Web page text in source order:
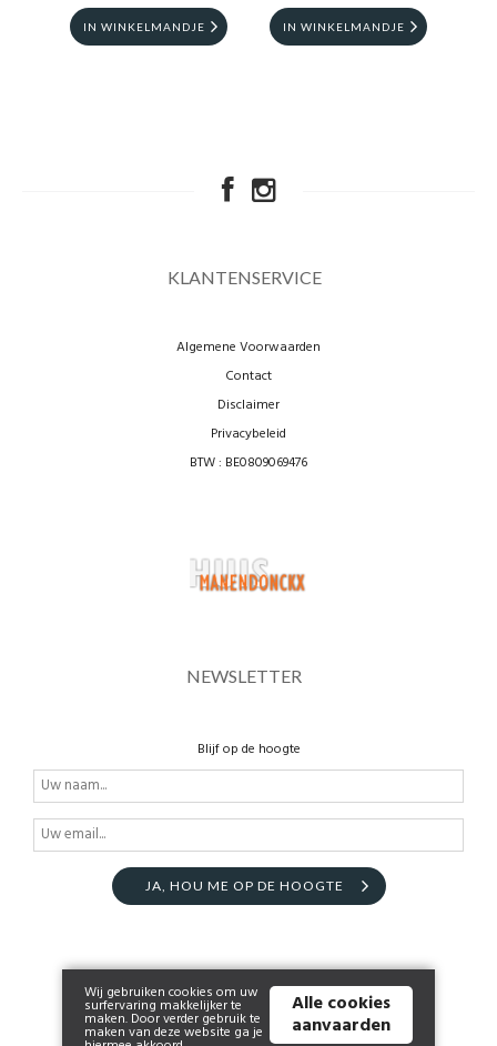
IN WINKELMANDJE IN WINKELMANDJE
KLANTENSERVICE
Algemene Voorwaarden
Contact
Disclaimer
Privacybeleid
BTW : BE0809069476
NEWSLETTER
Blijf op de hoogte
JA, HOU ME OP DE HOOGTE
Wij gebruiken cookies om uw
surfervaring makkelijker te
maken. Door verder gebruik te
maken van deze website ga je
Alle cookies
aanvaarden